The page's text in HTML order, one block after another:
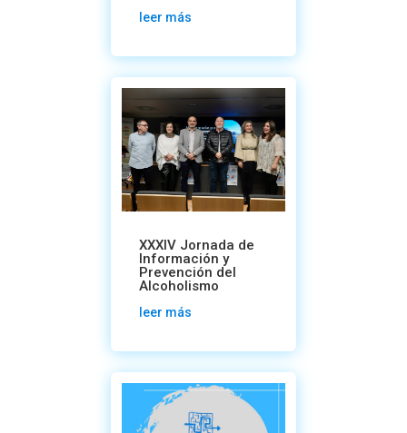
leer más
XXXIV Jornada de
Información y
Prevención del
Alcoholismo
leer más